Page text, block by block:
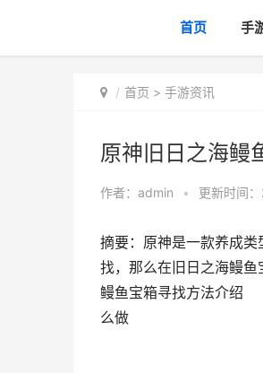
首页 手
首页 > 手游资讯
原神旧日之海鳗
作者： admin • 更新时间
摘要：原神是一款养成
找，那么在旧日之海鳗
鳗鱼宝箱寻找方法介
么做